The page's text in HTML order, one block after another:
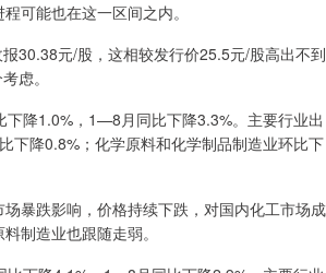
可能也在这一区间之内。
30.38元/股，这相较发行价25.5元/股高出不到
虑。
降1.0%，1—8月同比下降3.3%。主要行业出
下降0.8%；化学原料和化学制品制造业环比下
暴跌影响，价格持续下跌，对国内化工市场成
制造业也跟随走弱。